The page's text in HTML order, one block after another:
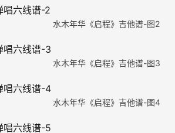
水木年华《启程》吉他谱-图2
水木年华《启程》吉他谱-图3
水木年华《启程》吉他谱-图4